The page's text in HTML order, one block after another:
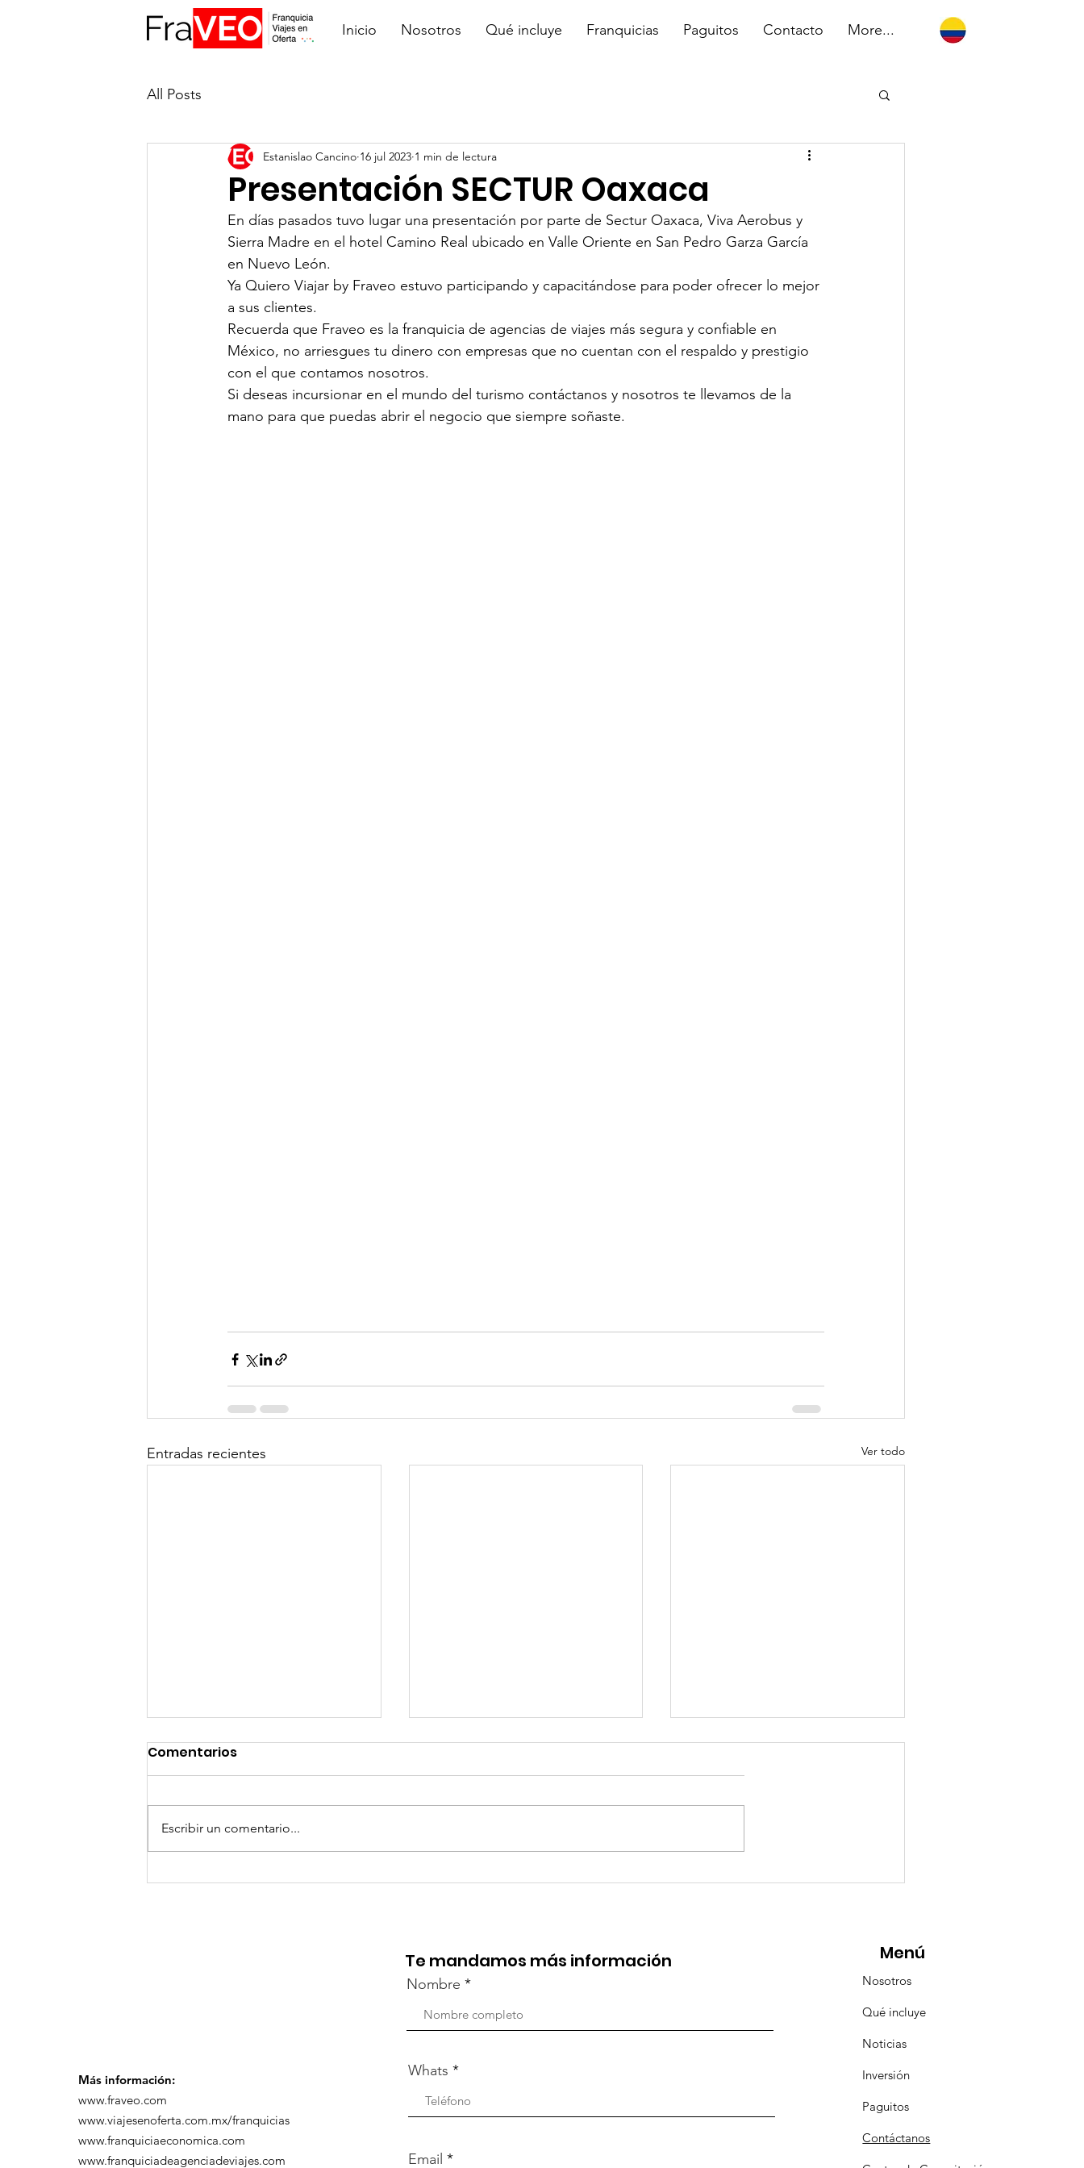
Inicio Nosotros Qué incluye Franquicias Paguitos Contacto More...
All Posts
Presentación SECTUR Oaxaca
Estanislao Cancino 16 jul 2023 1 min de lectura
En días pasados tuvo lugar una presentación por parte de Sectur Oaxaca, Viva Aerobus y
Sierra Madre en el hotel Camino Real ubicado en Valle Oriente en San Pedro Garza García
en Nuevo León.
Ya Quiero Viajar by Fraveo estuvo participando y capacitándose para poder ofrecer lo mejor
a sus clientes.
Recuerda que Fraveo es la franquicia de agencias de viajes más segura y confiable en
México, no arriesgues tu dinero con empresas que no cuentan con el respaldo y prestigio
con el que contamos nosotros.
Si deseas incursionar en el mundo del turismo contáctanos y nosotros te llevamos de la
mano para que puedas abrir el negocio que siempre soñaste.
Entradas recientes Ver todo
GoMapTravelByFraveo
TourTravelynByFraveo
ViveMásViajandoByFraveo
Comentarios
Escribir un comentario...
Más información:
www.fraveo.com
www.viajesenoferta.com.mx/franquicias
www.franquiciaeconomica.com
www.franquiciadeagenciadeviajes.com
Te mandamos más información
Nombre
Whats
Email
Menú
Nosotros
Qué incluye
Noticias
Inversión
Paguitos
Contáctanos